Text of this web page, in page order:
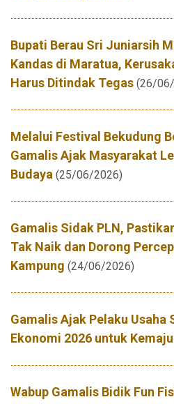
Bupati Berau Sri Juniarsih
Kandas di Maratua,
Harus Ditindak Tegas (26/
Melalui Festival Bekudung
Gamalis Ajak Masyarakat
Budaya (25/06/2026)
Gamalis Sidak PLN,
Tak Naik dan Dorong
Kampung (24/06/2026)
Gamalis Ajak Pelaku Usaha
Ekonomi 2026 untuk
Wabup Gamalis Bidik Fun